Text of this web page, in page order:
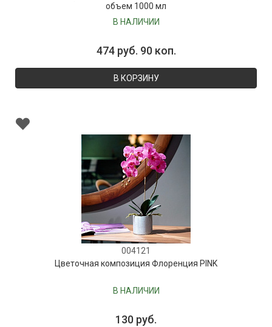
объем 1000 мл
В НАЛИЧИИ
474 руб. 90 коп.
В КОРЗИНУ
004121
Цветочная композиция Флоренция PINK
В НАЛИЧИИ
130 руб.